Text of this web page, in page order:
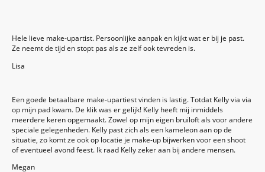
Hele lieve make-upartist. Persoonlijke aanpak en kijkt wat er bij je past.
Ze neemt de tijd en stopt pas als ze zelf ook tevreden is.
Lisa
Een goede betaalbare make-upartiest vinden is lastig. Totdat Kelly via via
op mijn pad kwam. De klik was er gelijk! Kelly heeft mij inmiddels
meerdere keren opgemaakt. Zowel op mijn eigen bruiloft als voor andere
speciale gelegenheden. Kelly past zich als een kameleon aan op de
situatie, zo komt ze ook op locatie je make-up bijwerken voor een shoot
of eventueel avond feest. Ik raad Kelly zeker aan bij andere mensen.
Megan